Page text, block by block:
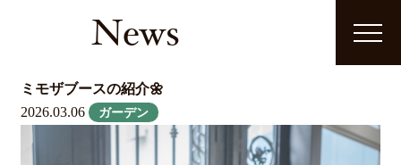
News
ミモザブースの紹介🌼
2026.03.06
ガーデン